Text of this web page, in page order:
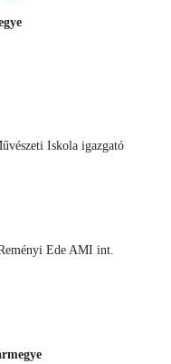
Iskola igazgató
Ede AMI int.